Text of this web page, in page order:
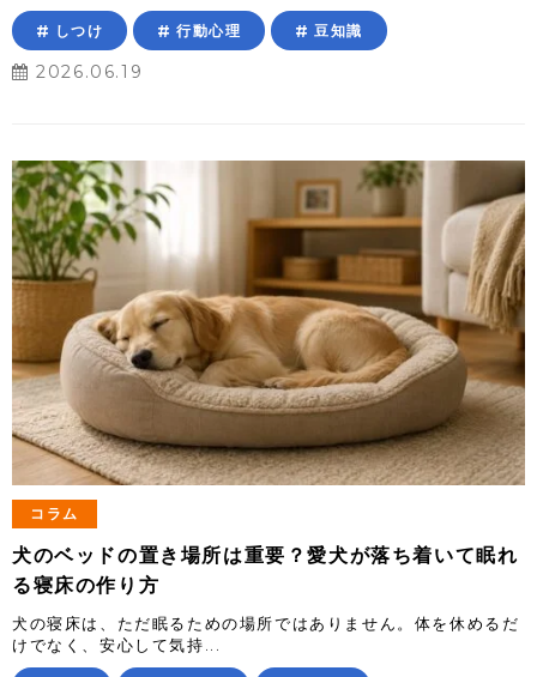
しつけ 行動心理 豆知識
2026.06.19
コラム
犬のベッドの置き場所は重要？愛犬が落ち着いて眠れ
る寝床の作り方
犬の寝床は、ただ眠るための場所ではありません。体を休めるだ
けでなく、安心して気持...